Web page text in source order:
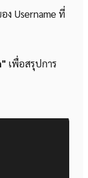
ง Username ที่
เพื่อสรุปการ